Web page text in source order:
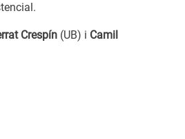
Crespín (UB) i Camil